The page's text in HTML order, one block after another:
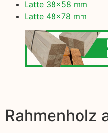
Latte 38×58 mm
Latte 48×78 mm
Rahmenholz